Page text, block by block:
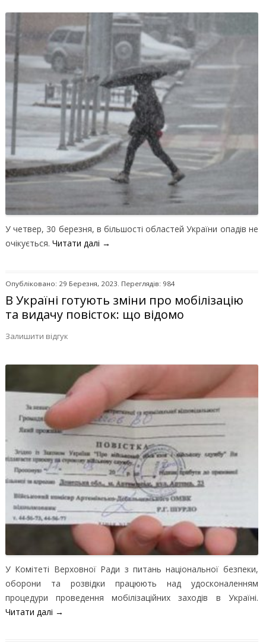
У четвер, 30 березня, в більшості областей України опадів не
очікується. Читати далі →
Опубліковано: 29 Березня, 2023. Переглядів: 984
В Україні готують зміни про мобілізацію
та видачу повісток: що відомо
Залишити відгук
У Комітеті Верховної Ради з питань національної безпеки,
оборони та розвідки працюють над удосконаленням
процедури проведення мобілізаційних заходів в Україні.
Читати далі →